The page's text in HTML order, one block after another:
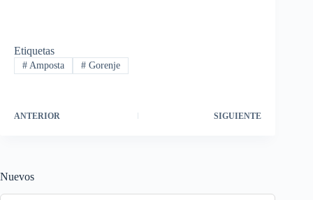
Etiquetas
#Amposta #Gorenje
ANTERIOR SIGUIENTE
Nuevos